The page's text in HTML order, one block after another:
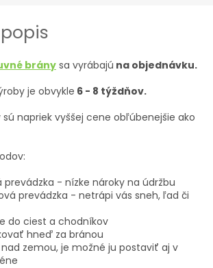
bránysa vyrábajú na objednávku.
je obvykle 6 - 8 týždňov.
napriek vyššej cene obľúbenejšie ako
prevádzka - nízke nároky na údržbu
prevádzka - netrápi vás sneh, ľad či
do ciest a chodníkov
hneď za bránou
zemou, je možné ju postaviť aj v